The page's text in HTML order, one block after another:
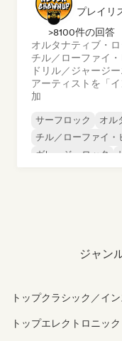
プレイリ
>8100件の回答
オルタナティブ・ロ
チル／ローファイ
ドリル／ジャージー
アーティストを「
加
サーフロック
オル
チル／ローファイ・
ガレージ・ロック
ジャン
トップクラシック／イ
トップエレクトロニック